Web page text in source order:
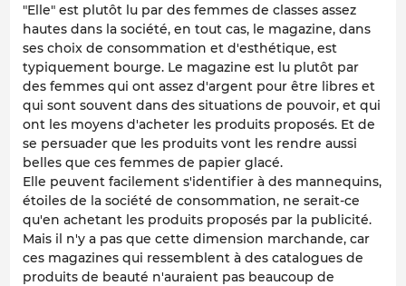
"Elle" est plutôt lu par des femmes de classes assez
hautes dans la société, en tout cas, le magazine, dans
ses choix de consommation et d'esthétique, est
typiquement bourge. Le magazine est lu plutôt par
des femmes qui ont assez d'argent pour être libres et
qui sont souvent dans des situations de pouvoir, et qui
ont les moyens d'acheter les produits proposés. Et de
se persuader que les produits vont les rendre aussi
belles que ces femmes de papier glacé.
Elle peuvent facilement s'identifier à des mannequins,
étoiles de la société de consommation, ne serait-ce
qu'en achetant les produits proposés par la publicité.
Mais il n'y a pas que cette dimension marchande, car
ces magazines qui ressemblent à des catalogues de
produits de beauté n'auraient pas beaucoup de